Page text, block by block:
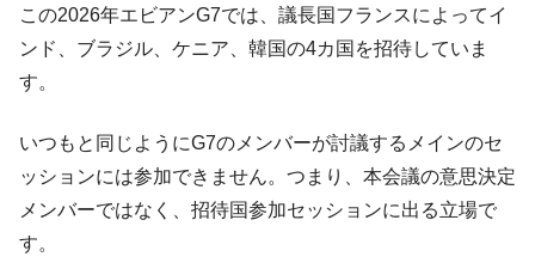
に韓国がいっちょがみしたのでは。
『Money1』
韓国政府『BYD』車への補助金を全廃 ⇒ 実
は韓国で『BYD』車は売れている。6カ月で対前年同期比
『Money1』
在韓米国大使スティールが着韓！⇒ さっそ
く空港に詰めかけ「出て行け！」「極右勢力」のプラカー
ドを掲げる「在韓反米勢力」
『Money1』
この2026年エビアンG7では、議長国フランスによってイ
ンド、ブラジル、ケニア、韓国の4カ国を招待していま
す。
いつもと同じようにG7のメンバーが討議するメインのセ
ッションには参加できません。つまり、本会議の意思決定
メンバーではなく、招待国参加セッションに出る立場で
す。